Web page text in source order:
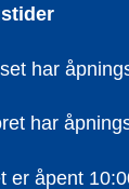
har
har
er åpent